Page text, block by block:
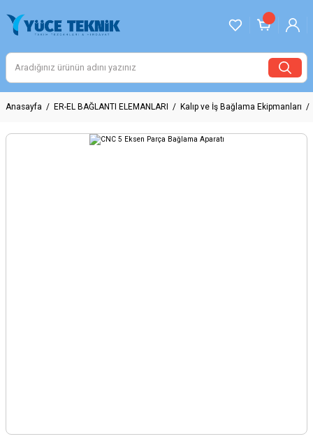
Anasayfa ER-EL BAĞLANTI ELEMANLARI Kalıp ve İş Bağlama Ekipmanları